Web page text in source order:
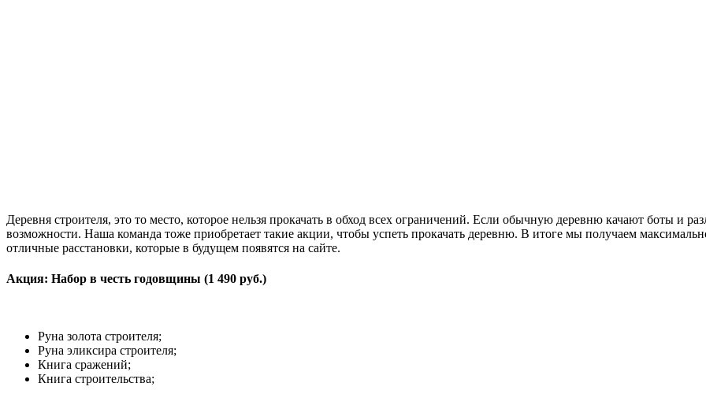
Деревня строителя, это то место, которое нельзя прокачать в обход всех ограничений. Если обычную деревню качают боты и
возможности. Наша команда тоже приобретает такие акции, чтобы успеть прокачать деревню. В итоге мы получаем
отличные расстановки, которые в будущем появятся на сайте.
Акция: Набор в честь годовщины (1 490 руб.)
Руна золота строителя;
Руна эликсира строителя;
Книга сражений;
Книга строительства;